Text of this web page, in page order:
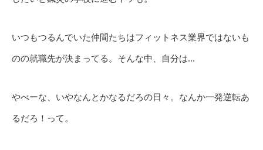
いつもつるんでいた仲間たちはフィットネス業界ではないも
のの就職先が決まってる。そんな中、自分は…
やべーな、いやなんとかなるだろの日々。なんか一発逆転あ
るだろ！って。